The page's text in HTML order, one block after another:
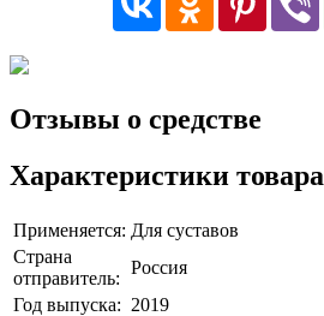
Отзывы о средстве
Характеристики товара
Применяется: Для суставов
Страна
отправитель:
Россия
Год выпуска: 2019